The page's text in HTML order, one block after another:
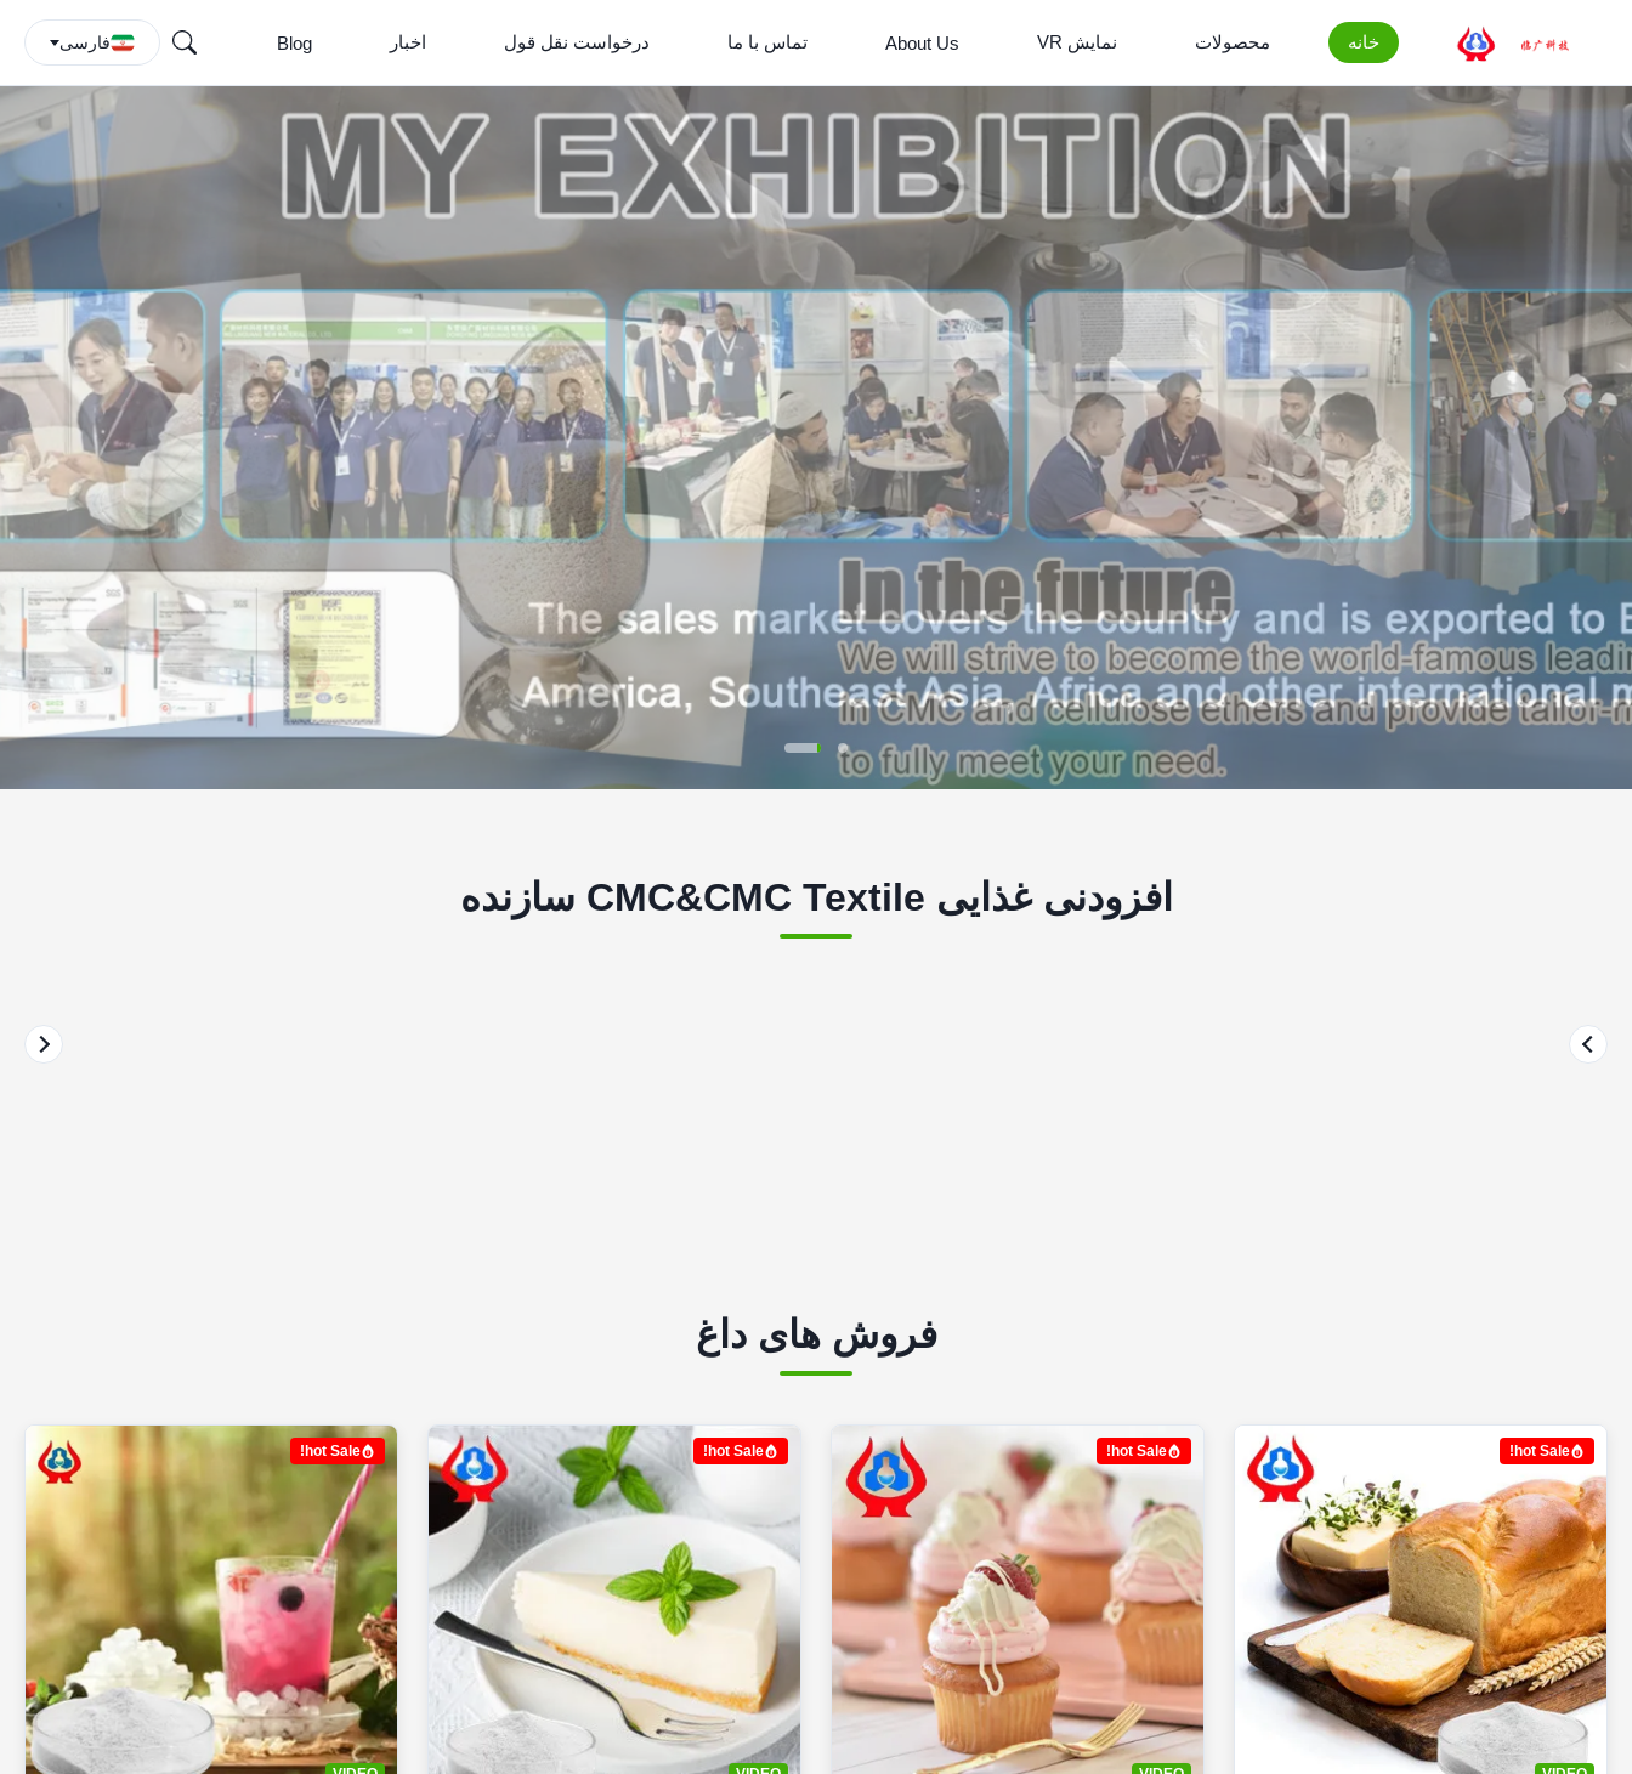
خانه محصولات نمایش VR About Us تماس با ما درخواست نقل قول اخبار Blog فارسی
افزودنی غذایی CMC&CMC Textile سازنده
فروش های داغ
hot Sale!
hot Sale!
hot Sale!
hot Sale!